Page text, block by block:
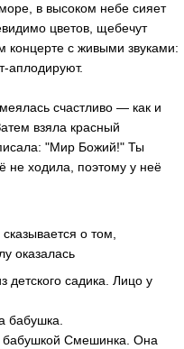
в высоком небе сияет
цветов, щебечут
концерте с живыми звуками:
аплодируют.
счастливо — как и
взяла красный
"Мир Божий!" Ты
не ходила, поэтому у неё
о том,
оказалась
садика. Лицо у
бабушка.
Смешинка. Она